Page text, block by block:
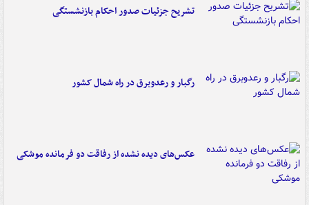
تشریح جزئیات صدور احکام بازنشستگی
رگبار و رعدوبرق در راه شمال کشور
عکس‌های دیده نشده از رفاقت دو فرمانده‌ موشکی